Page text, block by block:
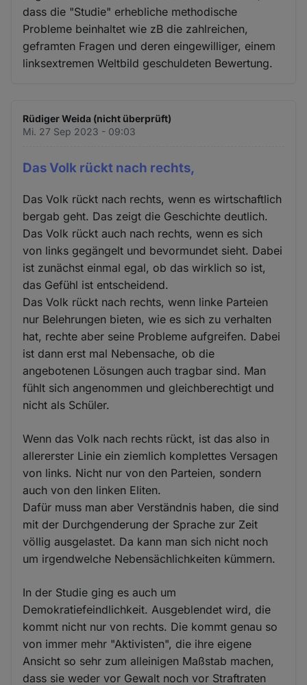
dass die "Studie" erhebliche methodische
Probleme beinhaltet wie zB die zahlreichen,
geframten Fragen und deren eingewilliger, einem
linksextremen Weltbild geschuldeten Bewertung.
Rüdiger Weida (nicht überprüft)
Mi. 27 Sep 2023 - 09:03
Das Volk rückt nach rechts,
Das Volk rückt nach rechts, wenn es wirtschaftlich
bergab geht. Das zeigt die Geschichte deutlich.
Das Volk rückt auch nach rechts, wenn es sich
von links gegängelt und bevormundet sieht. Dabei
ist zunächst einmal egal, ob das wirklich so ist,
das Gefühl ist entscheidend.
Das Volk rückt nach rechts, wenn linke Parteien
nur Belehrungen bieten, wie es sich zu verhalten
hat, rechte aber seine Probleme aufgreifen. Dabei
ist dann erst mal Nebensache, ob die
angebotenen Lösungen auch tragbar sind. Man
fühlt sich angenommen und gleichberechtigt und
nicht als Schüler.
Wenn das Volk nach rechts rückt, ist das also in
allererster Linie ein ziemlich komplettes Versagen
von links. Nicht nur von den Parteien, sondern
auch von den linken Eliten.
Dafür muss man aber Verständnis haben, die sind
mit der Durchgenderung der Sprache zur Zeit
völlig ausgelastet. Da kann man sich nicht noch
um irgendwelche Nebensächlichkeiten kümmern.
In der Studie ging es auch um
Demokratiefeindlichkeit. Ausgeblendet wird, die
kommt nicht nur von rechts. Die kommt genau so
von immer mehr "Aktivisten", die ihre eigene
Ansicht so sehr zum alleinigen Maßstab machen,
dass sie weder vor Gewalt noch vor Straftraten